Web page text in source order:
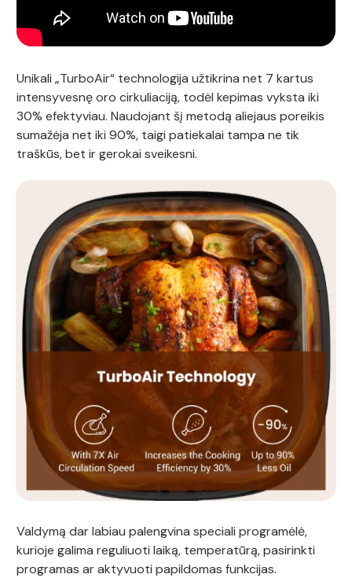
Unikali „TurboAir“ technologija užtikrina net 7 kartus
intensyvesnę oro cirkuliaciją, todėl kepimas vyksta iki
30% efektyviau. Naudojant šį metodą aliejaus poreikis
sumažėja net iki 90%, taigi patiekalai tampa ne tik
traškūs, bet ir gerokai sveikesni.
Valdymą dar labiau palengvina speciali programėlė,
kurioje galima reguliuoti laiką, temperatūrą, pasirinkti
programas ar aktyvuoti papildomas funkcijas.